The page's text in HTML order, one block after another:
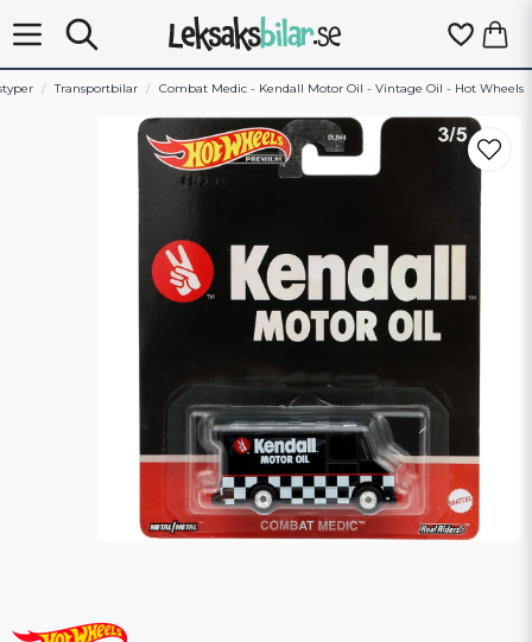
Transportbilar Combat Medic - Kendall Motor Oil - Vintage Oil - Hot Wheels